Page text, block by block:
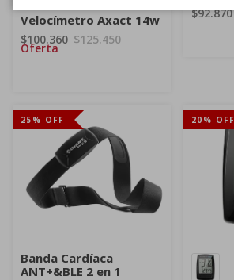
Velocímetro Axact 14w
$100.360 $125.450
Oferta
$92.870
25% OFF
Banda Cardíaca
ANT+&BLE 2 en 1
20% OFF